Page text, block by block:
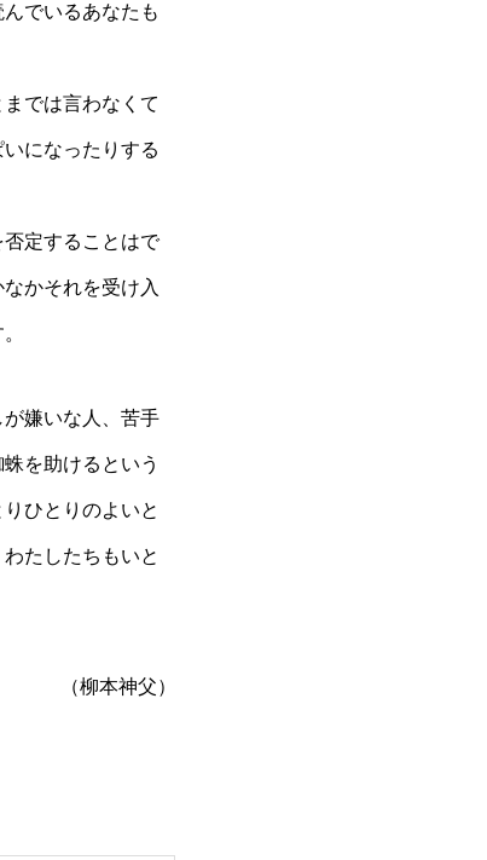
でいるあなたも
では言わなくて
になったりする
定することはで
かそれを受け入
嫌いな人、苦手
を助けるという
ひとりのよいと
たしたちもいと
（柳本神父）